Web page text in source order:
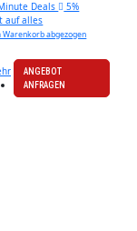
Deals
5%
auf alles
Warenkorb abgezogen
ANGEBOT
ANFRAGEN